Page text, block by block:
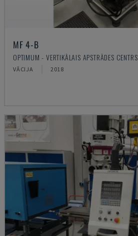
MF 4-B
OPTIMUM - VERTIKĀLAIS APSTRĀDES CENTRS
VĀCIJA 2018